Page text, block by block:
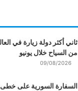
ثاني أكثر دولة زيارة في
من السياح خلال يونيو
09/08/2026
السفارة السورية على